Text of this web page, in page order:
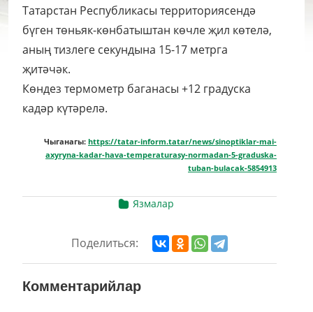
Татарстан Республикасы территориясендә
бүген төньяк-көнбатыштан көчле җил көтелә,
аның тизлеге секундына 15-17 метрга
җитәчәк.
Көндез термометр баганасы +12 градуска
кадәр күтәрелә.
Чыганагы: https://tatar-inform.tatar/news/sinoptiklar-mai-
axyryna-kadar-hava-temperaturasy-normadan-5-graduska-
tuban-bulacak-5854913
Язмалар
Поделиться:
Комментарийлар